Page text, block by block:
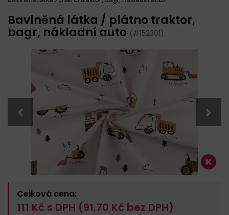
Bavlněná látka / plátno traktor,
bagr, nákladní auto (#152301)
Celková cena:
111 Kč s DPH (91,70 Kč bez DPH)